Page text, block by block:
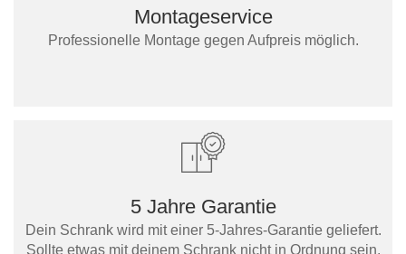
Montageservice
Professionelle Montage gegen Aufpreis möglich.
5 Jahre Garantie
Dein Schrank wird mit einer 5-Jahres-Garantie geliefert.
Sollte etwas mit deinem Schrank nicht in Ordnung sein,